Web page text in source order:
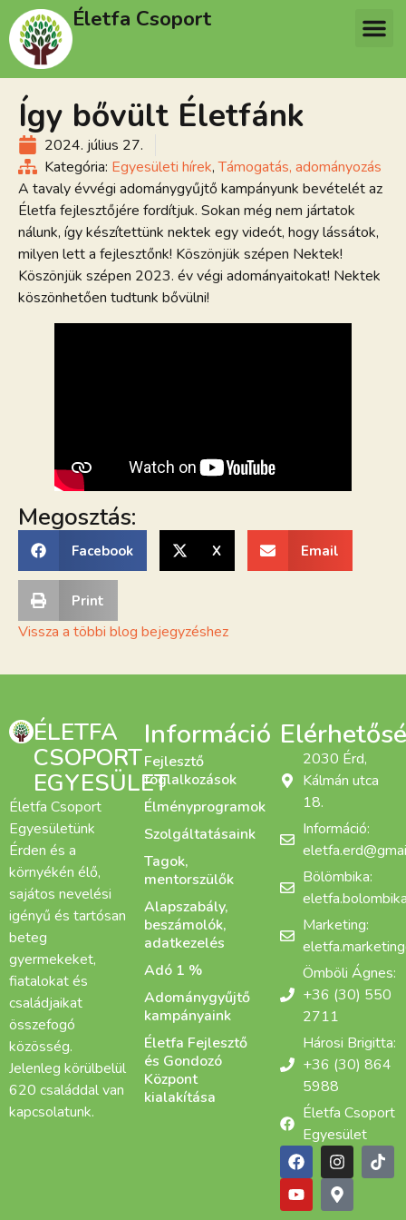
Életfa Csoport
Így bővült Életfánk
2024. július 27.
Kategória: Egyesületi hírek,Támogatás, adományozás
A tavaly évvégi adománygyűjtő kampányunk bevételét az
Életfa fejlesztőjére fordítjuk. Sokan még nem jártatok
nálunk, így készítettünk nektek egy videót, hogy lássátok,
milyen lett a fejlesztőnk! Köszönjük szépen Nektek!
Köszönjük szépen 2023. év végi adományaitokat! Nektek
köszönhetően tudtunk bővülni!
Megosztás:
Facebook X Email
Print
Vissza a többi blog bejegyzéshez
ÉLETFA
CSOPORT
EGYESÜLET
Életfa Csoport
Egyesületünk
Érden és a
környékén élő,
sajátos nevelési
igényű és tartósan
beteg
gyermekeket,
fiatalokat és
családjaikat
összefogó
közösség.
Jelenleg körülbelül
620 családdal van
kapcsolatunk.
Információ
Fejlesztő
foglalkozások
Élményprogramok
Szolgáltatásaink
Tagok,
mentorszülők
Alapszabály,
beszámolók,
adatkezelés
Adó 1 %
Adománygyűjtő
kampányaink
Életfa Fejlesztő
és Gondozó
Központ
kialakítása
2030 Érd,
Kálmán utca
18.
Információ:
Bölömbika:
Marketing:
Ömböli Ágnes:
+36 (30) 550
2711
Hárosi Brigitta:
+36 (30) 864
5988
Életfa Csoport
Egyesület